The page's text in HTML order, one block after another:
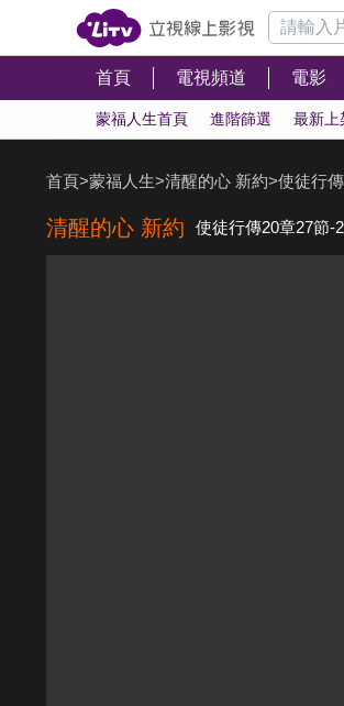
首頁 電視頻道 電影
蒙福人生首頁 進階篩選 最新上
首頁>蒙福人生>清醒的心 新約>使徒行
清醒的心 新約 使徒行傳20章27節-